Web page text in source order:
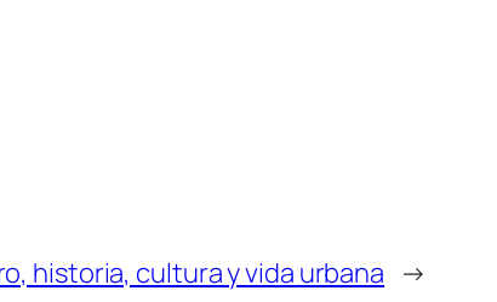
historia, cultura y vida urbana →